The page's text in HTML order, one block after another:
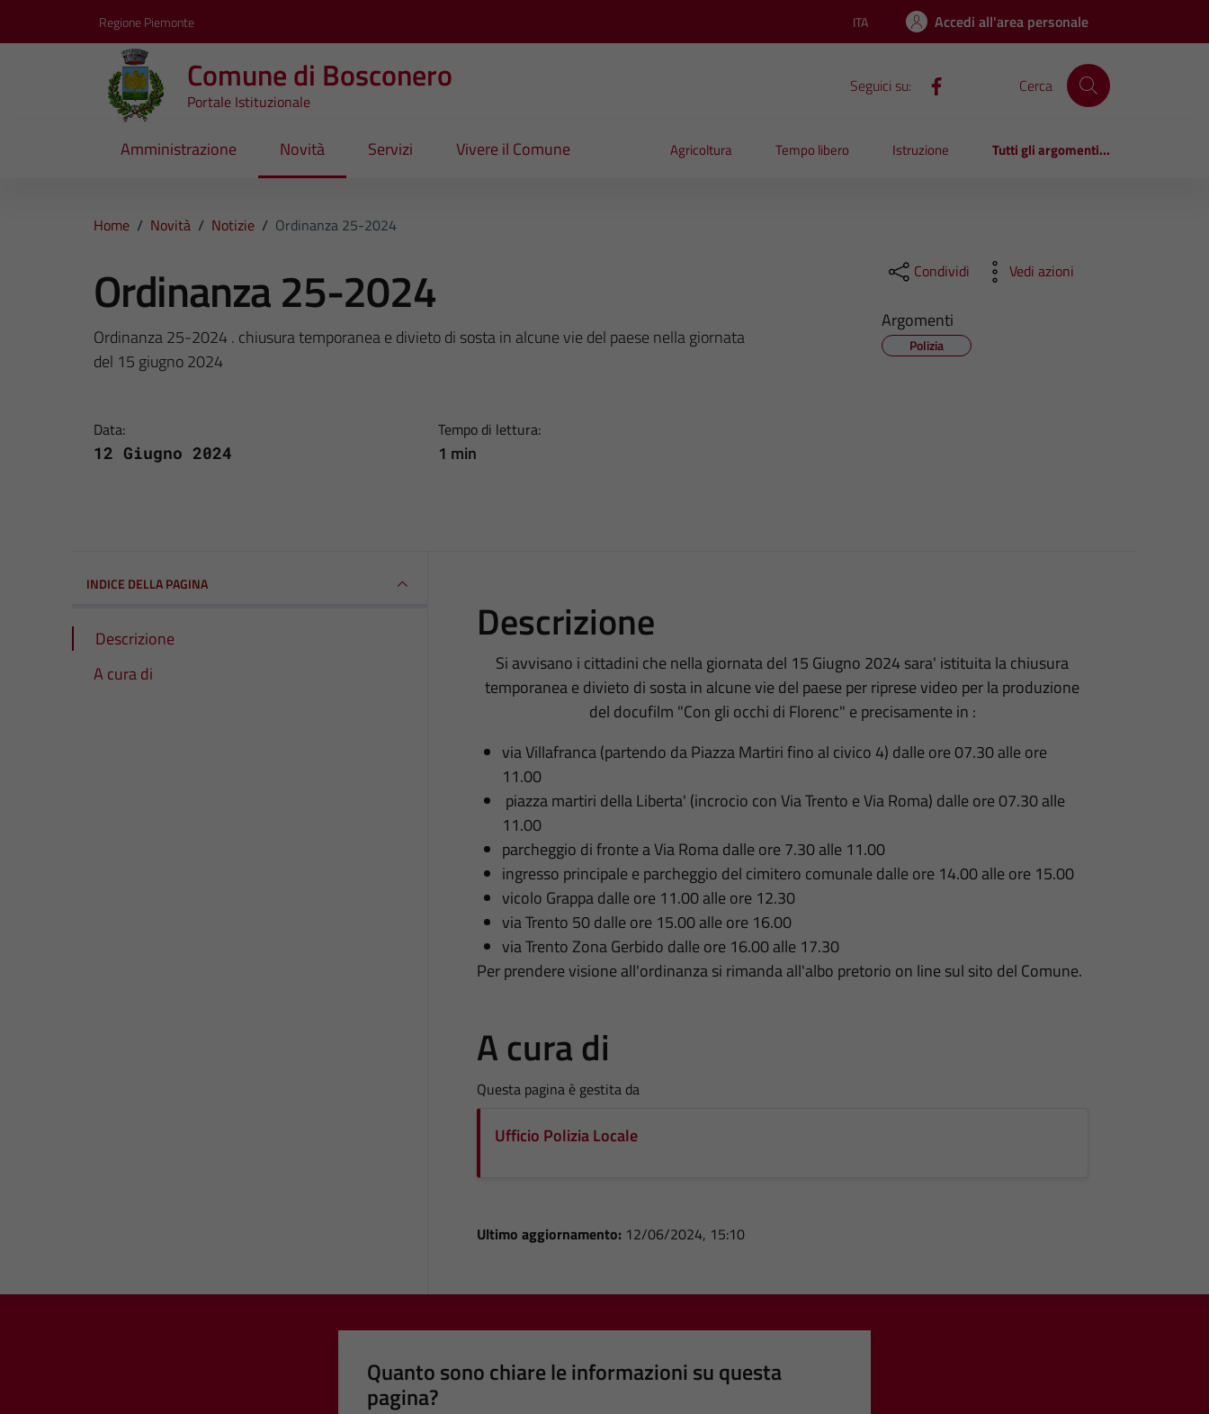
Regione Piemonte Lingua attiva:
ITA Accedi all'area personale
Comune di Bosconero
Portale Istituzionale
Seguici su: Cerca
Amministrazione Novità Servizi Vivere il Comune Agricoltura Tempo libero Istruzione Tutti gli argomenti...
Home / Novità / Notizie / Ordinanza 25-2024
Ordinanza 25-2024
Ordinanza 25-2024 . chiusura temporanea e divieto di sosta in alcune vie del paese nella giornata
del 15 giugno 2024
Data:
12 Giugno 2024
Tempo di lettura:
1 min
Condividi Vedi azioni
Argomenti
Polizia
INDICE DELLA PAGINA
Descrizione
A cura di
Descrizione
Si avvisano i cittadini che nella giornata del 15 Giugno 2024 sara' istituita la chiusura
temporanea e divieto di sosta in alcune vie del paese per riprese video per la produzione
del docufilm "Con gli occhi di Florenc" e precisamente in :
via Villafranca (partendo da Piazza Martiri fino al civico 4) dalle ore 07.30 alle ore
11.00
piazza martiri della Liberta' (incrocio con Via Trento e Via Roma) dalle ore 07.30 alle
11.00
parcheggio di fronte a Via Roma dalle ore 7.30 alle 11.00
ingresso principale e parcheggio del cimitero comunale dalle ore 14.00 alle ore 15.00
vicolo Grappa dalle ore 11.00 alle ore 12.30
via Trento 50 dalle ore 15.00 alle ore 16.00
via Trento Zona Gerbido dalle ore 16.00 alle 17.30
Per prendere visione all'ordinanza si rimanda all'albo pretorio on line sul sito del Comune.
A cura di
Questa pagina è gestita da
Ufficio Polizia Locale
Ultimo aggiornamento: 12/06/2024, 15:10
Quanto sono chiare le informazioni su questa
pagina?